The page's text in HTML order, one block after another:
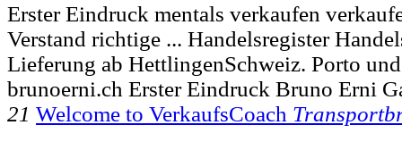
Erster Eindruck mentals verkaufen
Verstand richtige ... Handelsregister
Lieferung ab HettlingenSchweiz. Porto
brunoerni.ch Erster Eindruck Bruno Erni
21 Welcome to VerkaufsCoach